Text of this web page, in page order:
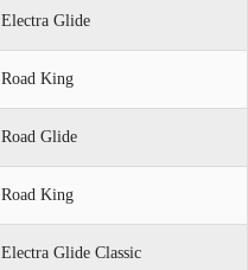
Electra Glide
Road King
Road Glide
Road King
Electra Glide Classic